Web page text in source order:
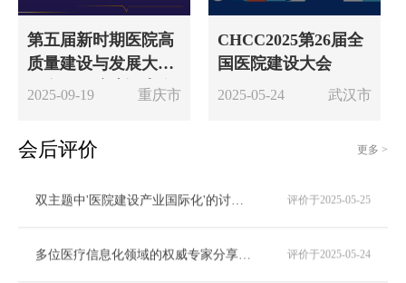
第五届新时期医院高
质量建设与发展大会
暨全国医院建设大会
2025-09-19 重庆市
CHCC2025第26届全
国医院建设大会
2025-05-24 武汉市
会后评价 更多 >
在哪个展馆？ 评价于2026-04-01
双主题中'医院建设产业国际化'的讨论令人印象深刻，多位海外专家分享的欧美医院模块化建设经验，为国内项目提供了新思路。 评价于2025-05-25
多位医疗信息化领域的权威专家分享了实践经验，深入浅出地解析了智慧医院建设中的关键问题，为实际工作提供了宝贵参考。 评价于2025-05-24